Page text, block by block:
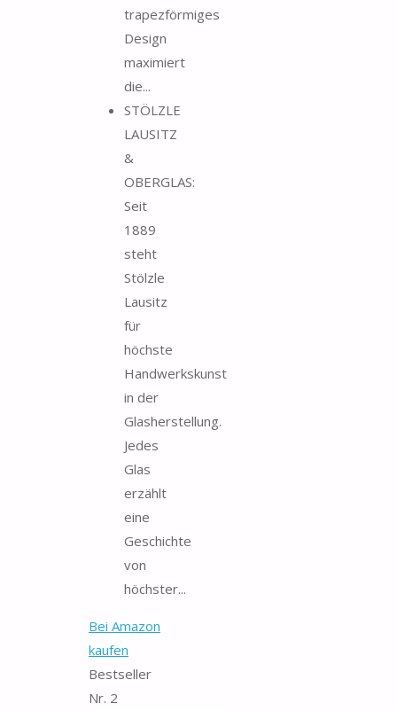
trapezförmiges
Design
maximiert
die...
STÖLZLE
LAUSITZ
&
OBERGLAS:
Seit
1889
steht
Stölzle
Lausitz
für
höchste
Handwerkskunst
in der
Glasherstellung.
Jedes
Glas
erzählt
eine
Geschichte
von
höchster...
Bei Amazon
kaufen
Bestseller
Nr. 2